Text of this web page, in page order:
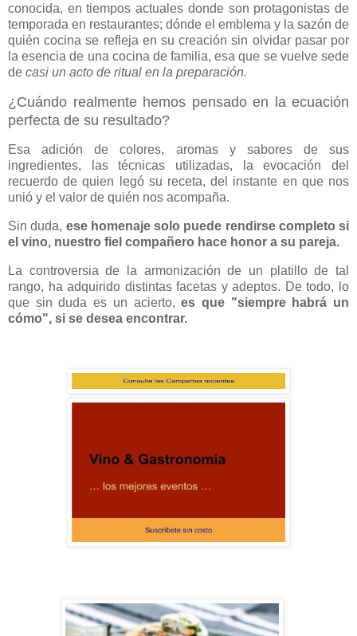
conocida, en tiempos actuales donde son protagonistas de
temporada en restaurantes; dónde el emblema y la sazón de
quién cocina se refleja en su creación sin olvidar pasar por
la esencia de una cocina de familia, esa que se vuelve sede
de casi un acto de ritual en la preparación.
¿Cuándo realmente hemos pensado en la ecuación
perfecta de su resultado?
Esa adición de colores, aromas y sabores de sus
ingredientes, las técnicas utilizadas, la evocación del
recuerdo de quien legó su receta, del instante en que nos
unió y el valor de quién nos acompaña.
Sin duda, ese homenaje solo puede rendirse completo si
el vino, nuestro fiel compañero hace honor a su pareja.
La controversia de la armonización de un platillo de tal
rango, ha adquirido distintas facetas y adeptos. De todo, lo
que sin duda es un acierto,es que "siempre habrá un
cómo", si se desea encontrar.